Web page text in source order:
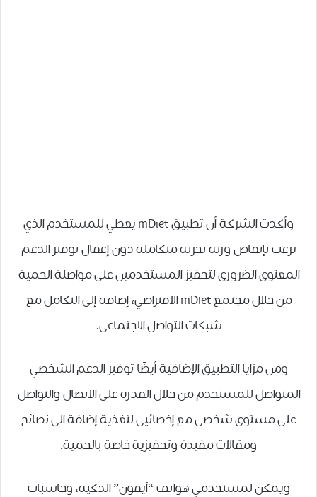
وأكدت الشركة أن تطبيق mDiet يعطي للمستخدم الذي
يرغب بإنقاص وزنه تجربة متكاملة دون إغفال توفير الدعم
المعنوي الضروري لتحفيز المستخدمين على مواصلة الحمية
من خلال مجتمع mDiet الافتراضي، إضافة إلى التكامل مع
شبكات التواصل الاجتماعي.
ومن مزايا التطبيق الإضافية أيضًا توفير الدعم الشخصي
المتواصل للمستخدم من خلال القدرة على الاتصال والتواصل
على مستوى شخصي مع إخصائيي لتغذية إضافة الى نصائح
ومقالات مفيدة وتحفيزية خاصة بالحمية.
ويمكن لمستخدمي هواتف “آيفون” الذكية، وحاسبات